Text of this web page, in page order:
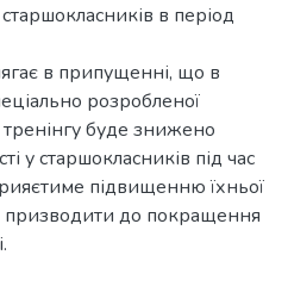
в період
в припущенні, що в
розробленої
буде знижено
у старшокласників під час
підвищенню їхньої
призводити до покращення